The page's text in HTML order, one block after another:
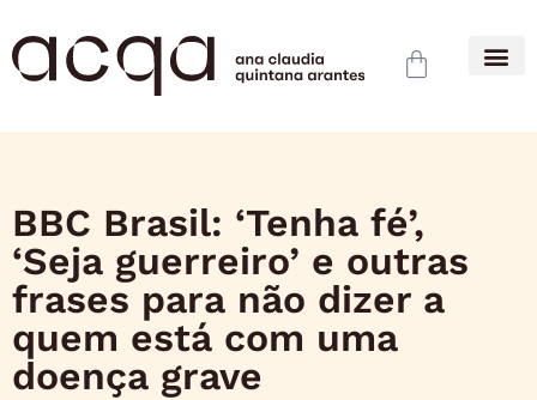
BBC Brasil: ‘Tenha fé’,
‘Seja guerreiro’ e outras
frases para não dizer a
quem está com uma
doença grave